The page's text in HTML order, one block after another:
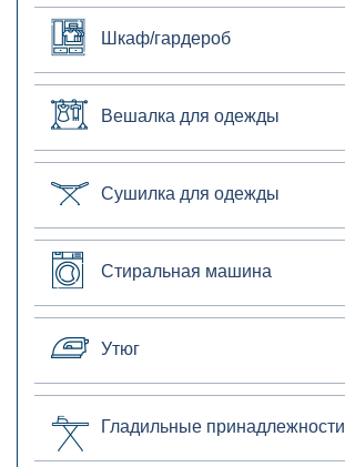
Шкаф/гардероб
Вешалка для одежды
Сушилка для одежды
Стиральная машина
Утюг
Гладильные принадлежности